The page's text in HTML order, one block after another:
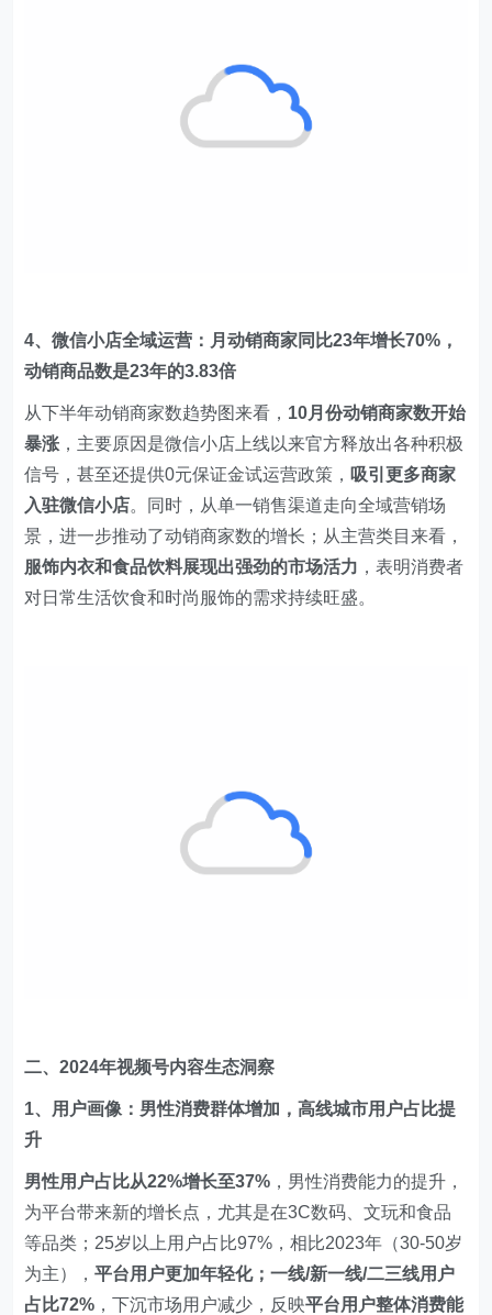
4、微信小店全域运营：月动销商家同比23年增长70%，
动销商品数是23年的3.83倍
从下半年动销商家数趋势图来看， 10月份动销商家数开始
暴涨 ，主要原因是微信小店上线以来官方释放出各种积极
信号，甚至还提供0元保证金试运营政策， 吸引更多商家
入驻微信小店。同时，从单一销售渠道走向全域营销场
景，进一步推动了动销商家数的增长；从主营类目来看，
服饰内衣和食品饮料展现出强劲的市场活力 ，表明消费者
对日常生活饮食和时尚服饰的需求持续旺盛。
二、2024年视频号内容生态洞察
1、用户画像：男性消费群体增加，高线城市用户占比提
升
男性用户占比从22%增长至37% ，男性消费能力的提升，
为平台带来新的增长点，尤其是在3C数码、文玩和食品
等品类；25岁以上用户占比97%，相比2023年（30-50岁
为主），平台用户更加年轻化；一线/新一线/二三线用户
占比72% ，下沉市场用户减少，反映平台用户整体消费能